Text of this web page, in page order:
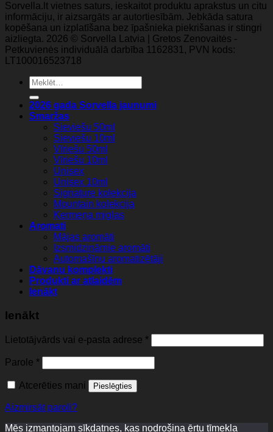
Sorvella.lt vietnes saturs, ieskaitot produktu aprakstus un citu
informāciju, ir aizsargāts ar autortiesībām. Jebkāda satura
kopēšana un izplatīšana bez īpašnieka piekrišanas ir stingri
aizliegta. 2026 © Sorvella Latvia | Gretos Zenovaitės -
Petkuvienės individuālā darbība 1162831, PVN kods:
LT100016523718
Meklēt:
2026 gada Sorvella jaunumi
Smaržas
Sieviešu 50ml
Sieviešu 10ml
Vīriešu 50ml
Vīriešu 10ml
Unisex
Unisex 10ml
Signature kolekcija
Mountain kolekcija
Ķermeņa miglas
Aromati
Mājas aromāti
Izsmidzināmie aromāti
Automašīnu aromatizētāji
Dāvanu komplekti
Produkti ar atlaidēm
Ienākt
Ienākt
Lietotājvārds vai e-pasta adrese *
Parole *
Atcerēties mani Pieslēgties
Aizmirsāt paroli?
Mēs izmantojam sīkdatnes, kas nodrošina ērtu tīmekļa